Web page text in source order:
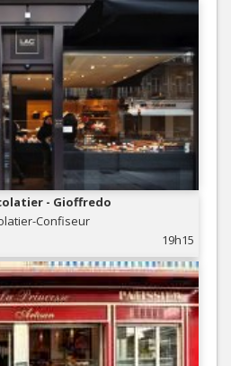
- Gioffredo
Confiseur
19h15